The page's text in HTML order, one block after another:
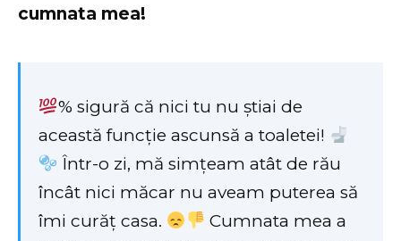
cumnata mea!
% sigură că nici tu nu știai de
această funcție ascunsă a toaletei!
Într-o zi, mă simțeam atât de rău
încât nici măcar nu aveam puterea să
îmi curăț casa.
Cumnata mea a